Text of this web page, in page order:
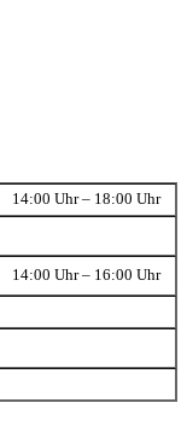
14:00 Uhr – 18:00 Uhr
14:00 Uhr – 16:00 Uhr